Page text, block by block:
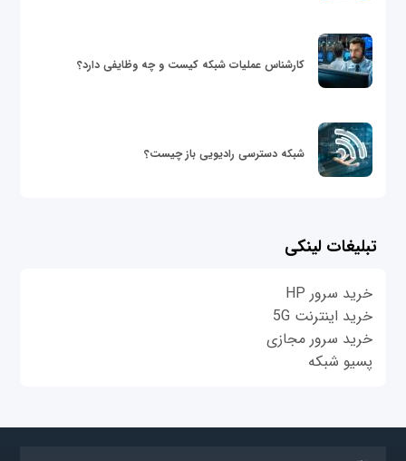
کارشناس عملیات شبکه کیست و چه وظایفی دارد؟
شبکه دسترسی رادیویی باز چیست؟
تبلیغات لینکی
خرید سرور HP
خرید اینترنت 5G
خرید سرور مجازی
پسیو شبکه